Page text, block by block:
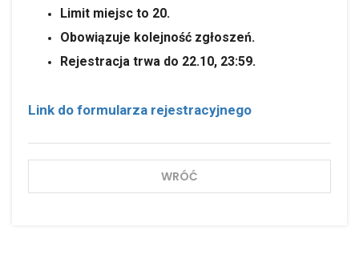
Limit miejsc to 20.
Obowiązuje kolejność zgłoszeń.
Rejestracja trwa do 22.10, 23:59.
Link do formularza rejestracyjnego
WRÓĆ